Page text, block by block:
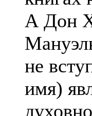
А Дон
не
имя)